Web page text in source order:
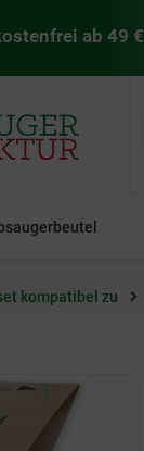
ab 49 €
kompatibel zu